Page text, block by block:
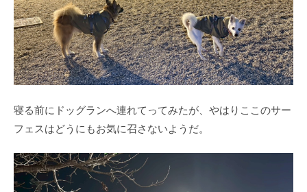
寝る前にドッグランへ連れてってみたが、やはりここのサー
フェスはどうにもお気に召さないようだ。